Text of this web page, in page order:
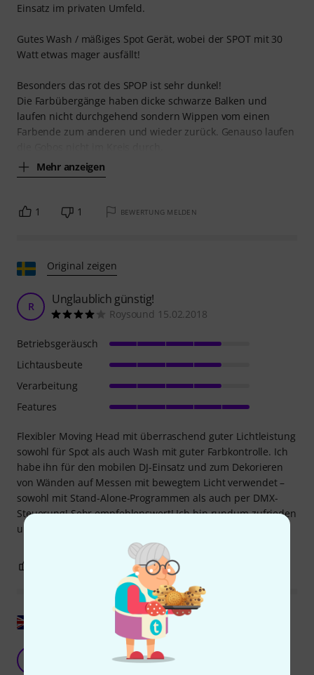
Einsatz im privaten Umfeld.
Gutes Wash / mäßiges Spot Gerät, wobei der SPOT mit 30
Watt etwas mager ausfällt!
Besonders das rot des SPOP ist sehr dunkel!
Die Farbübergänge haben dicke schwarze Balken und
laufen nicht durchgehend sondern Wippen vom einen
Farbende zum anderen und wieder zurück. Genauso laufen
Mehr anzeigen
1 1 BEWERTUNG MELDEN
Original zeigen
R Unglaublich günstig!
Roysound 15.02.2018
Flexibler Moving Head mit überraschend guter Lichtleistung
sowohl für Spot als auch Wash mit guter Farbkontrolle. Ich
habe ihn für den mobilen DJ-Einsatz und zum Dekorieren
von Wänden auf Messen mit bewegtem Licht verwendet –
sowohl mit Stand-Alone-Programmen als auch per DMX-
Steuerung! Sehr empfehlenswert! Ich bin rundum zufrieden
und werde mir noch mehr von diesem Modell kaufen!
Betriebsgeräusch
Lichtausbeute
Verarbeitung
Features
BEWERTUNG MELDEN
Klein, geräuscharm und leicht.
SnbRoman 08.12.2017